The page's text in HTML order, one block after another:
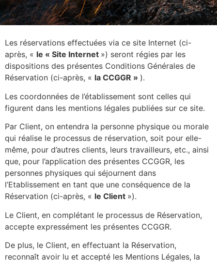
Les réservations effectuées via ce site Internet (ci-
après, « le « Site Internet ») seront régies par les
dispositions des présentes Conditions Générales de
Réservation (ci-après, « la CCGGR » ).
Les coordonnées de l’établissement sont celles qui
figurent dans les mentions légales publiées sur ce site.
Par Client, on entendra la personne physique ou morale
qui réalise le processus de réservation, soit pour elle-
même, pour d’autres clients, leurs travailleurs, etc., ainsi
que, pour l’application des présentes CCGGR, les
personnes physiques qui séjournent dans
l’Etablissement en tant que une conséquence de la
Réservation (ci-après, « le Client »).
Le Client, en complétant le processus de Réservation,
accepte expressément les présentes CCGGR.
De plus, le Client, en effectuant la Réservation,
reconnaît avoir lu et accepté les Mentions Légales, la